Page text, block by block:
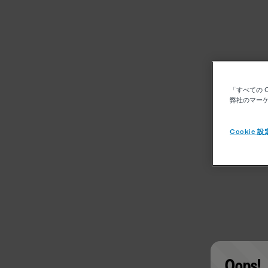
「すべての
弊社のマー
Cookie 設